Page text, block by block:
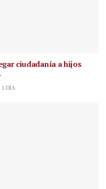
ciudadanía a hijos
DÍA